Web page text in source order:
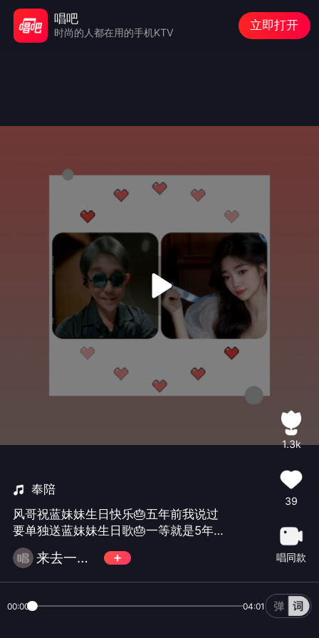
奉陪
风哥祝蓝妹妹生日快乐🎂五年前我说过
要单独送蓝妹妹生日歌🎂一等就是5年😜
今年不送就来不及了🙂#回复慢高产勿礼
#
来去一阵风🐲🐉
1.3k
39
唱同款
00:00 04:01
唱吧
时尚的人都在用的手机KTV
立即打开